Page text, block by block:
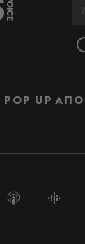
POP UP ΑΠΟ